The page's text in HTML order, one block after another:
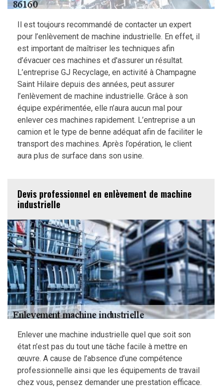
Il est toujours recommandé de contacter un expert
pour l’enlèvement de machine industrielle. En effet, il
est important de maîtriser les techniques afin
d’évacuer ces machines et d'assurer un résultat.
L’entreprise GJ Recyclage, en activité à Champagne
Saint Hilaire depuis des années, peut assurer
l’enlèvement de machine industrielle. Grâce à son
équipe expérimentée, elle n’aura aucun mal pour
enlever ces machines rapidement. L’entreprise a un
camion et le type de benne adéquat afin de faciliter le
transport des machines. Après l’opération, le client
aura plus de surface dans son usine.
Devis professionnel en enlèvement de machine
industrielle
Enlever une machine industrielle quel que soit son
état n’est pas du tout une tâche facile à mettre en
œuvre. A cause de l’absence d’une compétence
professionnelle ainsi que les équipements de travail
chez vous, pensez demander une prestation efficace.